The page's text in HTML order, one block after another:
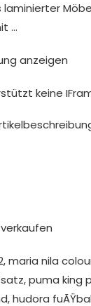
laminierter
…
anzeigen
keine
maria nila
puma king
hudora